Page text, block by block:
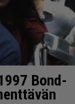
Bond-